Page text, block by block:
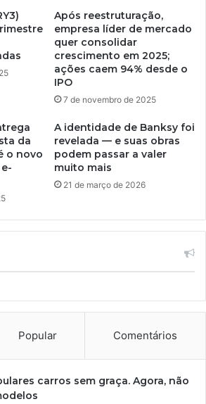
Após reestruturação,
empresa líder de mercado
quer consolidar
crescimento em 2025;
ações caem 94% desde o
IPO
7 de novembro de 2025
da
o novo
A identidade de Banksy foi
revelada — e suas obras
podem passar a valer
muito mais
21 de março de 2026
Popular Comentários
carros sem graça. Agora, não